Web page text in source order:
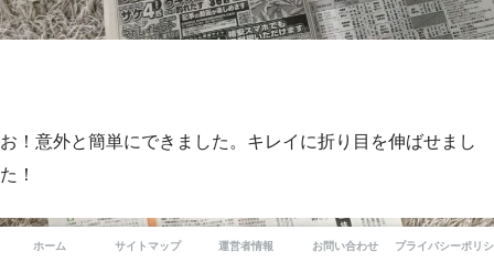
お！意外と簡単にできました。キレイに折り目を伸ばせまし
た！
ホーム サイトマップ 運営者情報 お問い合わせ プライバシーポリ